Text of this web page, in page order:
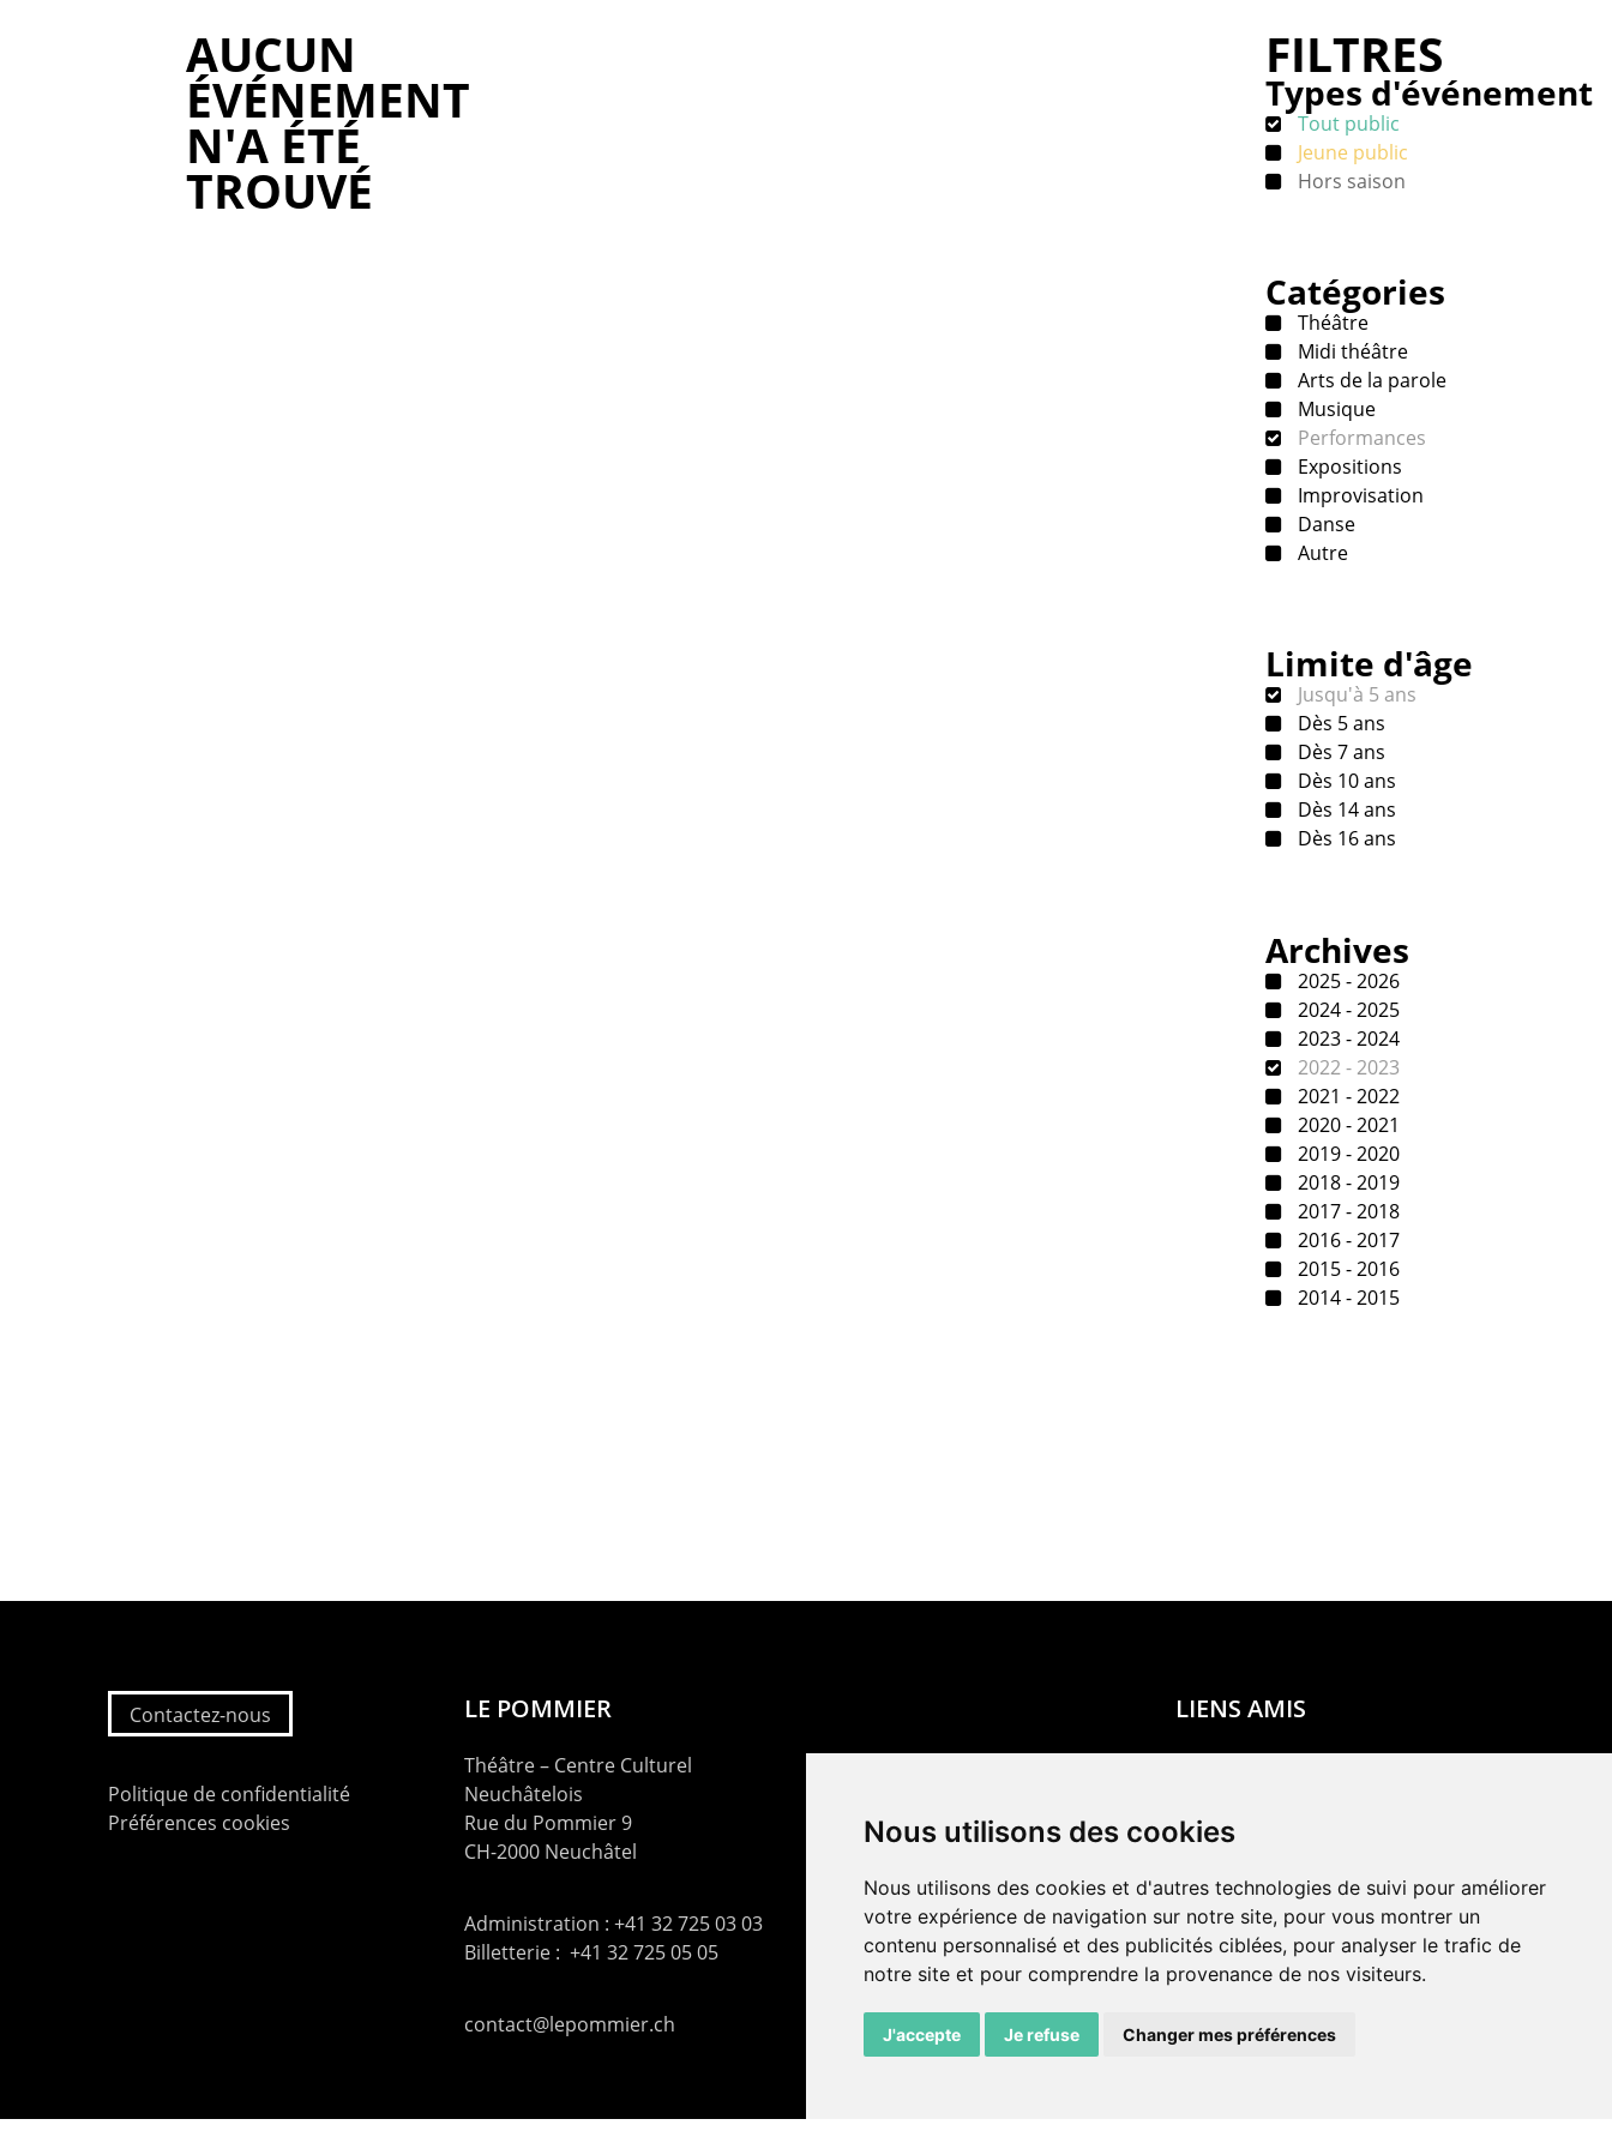
Nous utilisons des cookies
Nous utilisons des cookies et d'autres technologies de suivi pour améliorer
votre expérience de navigation sur notre site, pour vous montrer un
contenu personnalisé et des publicités ciblées, pour analyser le trafic de
notre site et pour comprendre la provenance de nos visiteurs.
J'accepte Je refuse Changer mes préférences
AUCUN
ÉVÉNEMENT
N'A ÉTÉ
TROUVÉ
FILTRES
Types d'événement
Tout public
Jeune public
Hors saison
Catégories
Théâtre
Midi théâtre
Arts de la parole
Musique
Performances
Expositions
Improvisation
Danse
Autre
Limite d'âge
Jusqu'à 5 ans
Dès 5 ans
Dès 7 ans
Dès 10 ans
Dès 14 ans
Dès 16 ans
Archives
2025 - 2026
2024 - 2025
2023 - 2024
2022 - 2023
2021 - 2022
2020 - 2021
2019 - 2020
2018 - 2019
2017 - 2018
2016 - 2017
2015 - 2016
2014 - 2015
Contactez-nous
Politique de confidentialité
Préférences cookies
LE POMMIER
Théâtre – Centre Culturel
Neuchâtelois
Rue du Pommier 9
CH-2000 Neuchâtel
Administration : +41 32 725 03 03
Billetterie : +41 32 725 05 05
contact@lepommier.ch
LIENS AMIS